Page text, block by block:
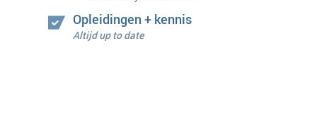
Opleidingen + kennis
Altijd up to date